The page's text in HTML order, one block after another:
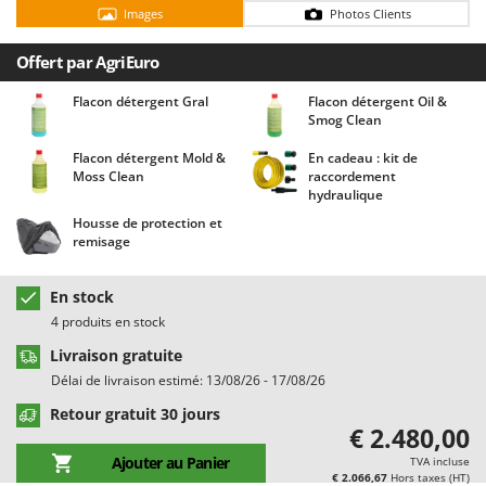
Chaudrons électriques pour polenta
Cisailles à gazon à batterie
Cisailles taille-haies manuelles
Climatiseurs
Compresseurs d'air électriques
Compresseurs pour la récolte des olives et la taille
Coupe-branches
Couveuses à œufs
Cultivateurs Tiller à ressorts - Extirpateurs
D
Débroussailleuses
Décompacteurs agricoles
Déplaqueuses de gazon
Barbieri
Batavia
Benassi
Berkel
Bernardi
Bertolini Pumps
Besser Vacuum
Bestway
Beta tools
Black & Decker
BlackStone
Blue Bird
Bomet
Images Photos Clients
Offert par AgriEuro
Flacon détergent Gral
Flacon détergent Oil &
Smog Clean
Flacon détergent Mold &
Moss Clean
En cadeau : kit de
raccordement
hydraulique
Housse de protection et
remisage
En stock
4 produits en stock
Livraison gratuite
Délai de livraison estimé: 13/08/26 - 17/08/26
Retour gratuit 30 jours
Ajouter au Panier
€ 2.480,00
TVA incluse
€ 2.066,67 Hors taxes (HT)